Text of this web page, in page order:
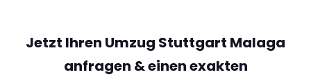
Jetzt Ihren Umzug Stuttgart Malaga
anfragen & einen exakten